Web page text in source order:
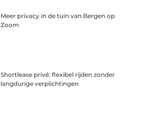
Meer privacy in de tuin van Bergen op
Zoom
Shortlease privé: flexibel rijden zonder
langdurige verplichtingen